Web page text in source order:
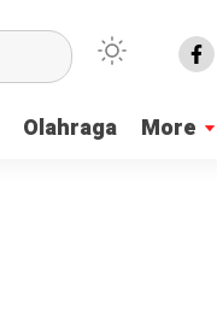
Olahraga More